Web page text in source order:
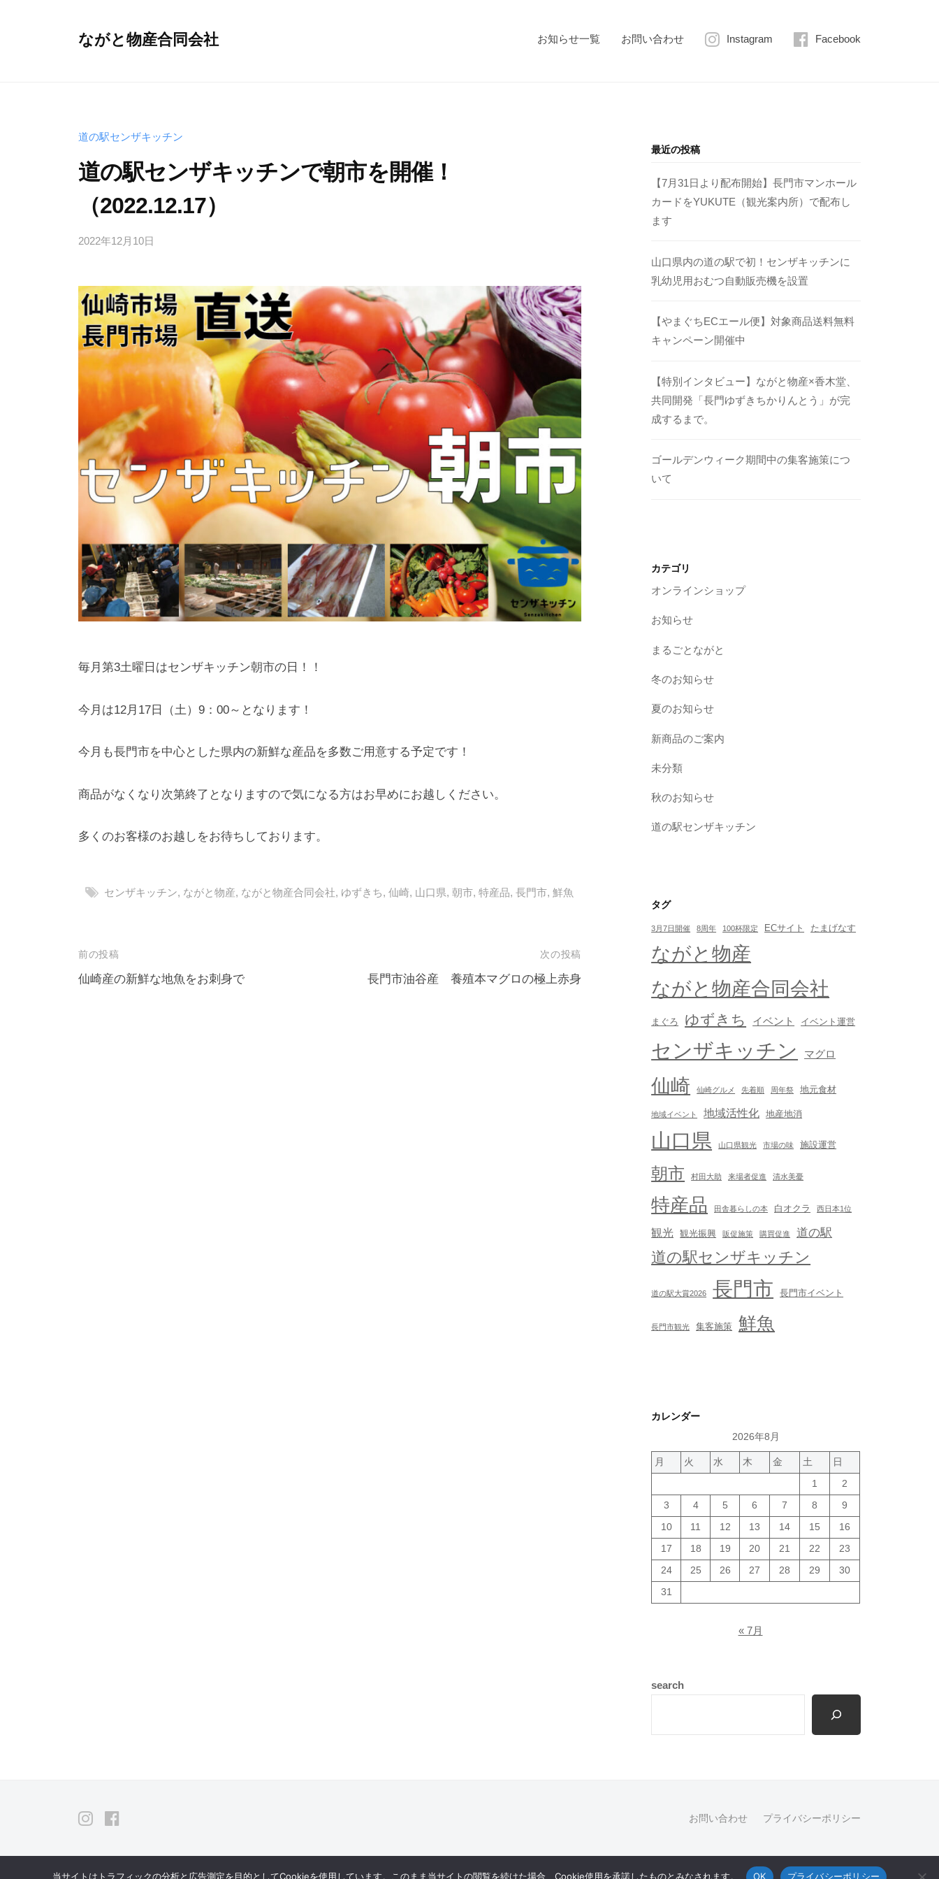
ながと物産合同会社
門
市
の
を
う
総
合
商
社
が
と
物
会
社
の
ホ
ペ
ジ
す
お知らせ一覧 お問い合わせ Instagram Facebook
道の駅センザキッチン
道の駅センザキッチンで朝市を開催！
（2022.12.17）
2022年12月10日
n
f
o
_
m
6
3
h
c
毎月第3土曜日はセンザキッチン朝市の日！！
今月は12月17日（土）9：00～となります！
今月も長門市を中心とした県内の新鮮な産品を多数ご用意する予定です！
商品がなくなり次第終了となりますので気になる方はお早めにお越しください。
多くのお客様のお越しをお待ちしております。
センザキッチン, ながと物産, ながと物産合同会社, ゆずきち,仙崎, 山口県,朝市,特産品,長門市,鮮魚
投
稿
前の投稿
仙崎産の新鮮な地魚をお刺身で
次の投稿
長門市油谷産 養殖本マグロの極上赤身
最近の投稿
【7月31日より配布開始】長門市マンホール
カードをYUKUTE（観光案内所）で配布し
ます
山口県内の道の駅で初！センザキッチンに
乳幼児用おむつ自動販売機を設置
【やまぐちECエール便】対象商品送料無料
キャンペーン開催中
【特別インタビュー】ながと物産×香木堂、
共同開発「長門ゆずきちかりんとう」が完
成するまで。
ゴールデンウィーク期間中の集客施策につ
いて
カテゴリ
オンラインショップ
お知らせ
まるごとながと
冬のお知らせ
夏のお知らせ
新商品のご案内
未分類
秋のお知らせ
道の駅センザキッチン
タグ
3月7日開催 8周年 100杯限定 ECサイト たまげなす
ながと物産
ながと物産合同会社
まぐろ ゆずきち イベント イベント運営
センザキッチン マグロ
仙崎 仙崎グルメ 先着順 周年祭 地元食材
地域イベント 地域活性化 地産地消
山口県 山口県観光 市場の味 施設運営
朝市 村田大助 来場者促進 清水美憂
特産品 田舎暮らしの本 白オクラ 西日本1位
観光 観光振興 販促施策 購買促進 道の駅
道の駅センザキッチン
道の駅大賞2026 長門市 長門市イベント
長門市観光 集客施策 鮮魚
カレンダー
2026年8月
月 火 水 木 金 土 日
1 2
3 4 5 6 7 8 9
10 11 12 13 14 15 16
17 18 19 20 21 22 23
24 25 26 27 28 29 30
31
« 7月
search
お問い合わせ プライバシーポリシー
Instagram
当サイトはトラフィックの分析と広告測定を目的としてCookieを使用しています。このまま当サイトの閲覧を続けた場合、Cookie使用を承諾したものとみなされます。
OK プライバシーポリシー